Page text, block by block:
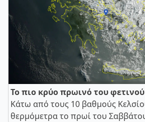
Το πιο κρύο πρωινό του
Κάτω από τους 10 βαθμούς
θερμόμετρα το πρωί του